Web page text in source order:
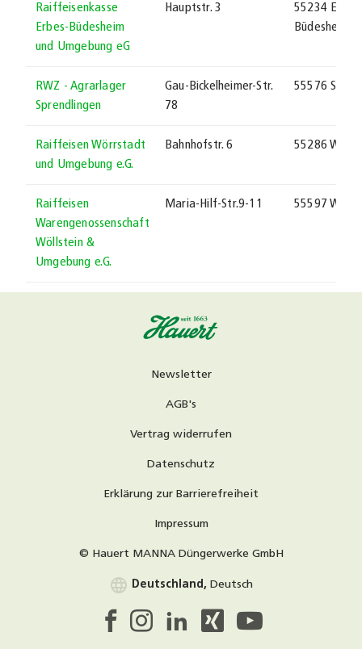
Raiffeisenkasse
Erbes-Büdesheim
und Umgebung eG
Hauptstr. 3
55234
Büdesheim
RWZ - Agrarlager
Sprendlingen
Gau-Bickelheimer-Str.
78
55576
Raiffeisen Wörrstadt
und Umgebung e.G.
Bahnhofstr. 6 55286
Raiffeisen
Warengenossenschaft
Wöllstein &
Umgebung e.G.
Maria-Hilf-Str.9-11 55597
Newsletter
AGB's
Vertrag widerrufen
Datenschutz
Erklärung zur Barrierefreiheit
Impressum
© Hauert MANNA Düngerwerke GmbH
language Deutschland, Deutsch